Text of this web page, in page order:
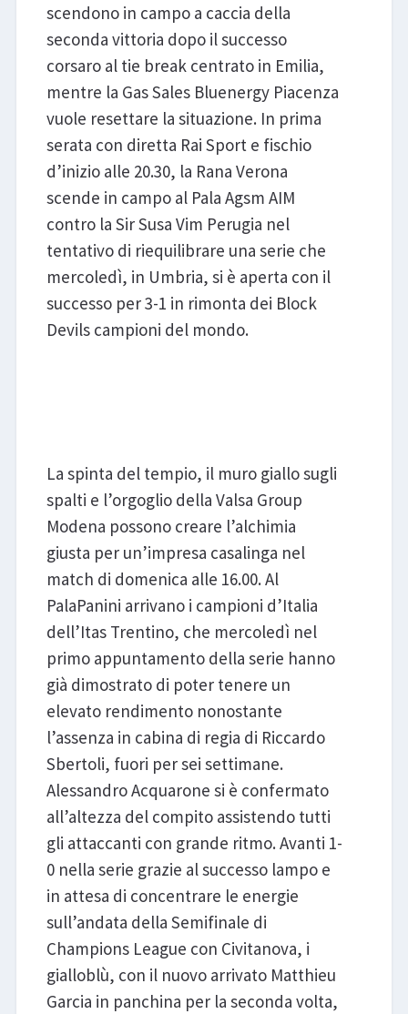
scendono in campo a caccia della
seconda vittoria dopo il successo
corsaro al tie break centrato in Emilia,
mentre la Gas Sales Bluenergy Piacenza
vuole resettare la situazione. In prima
serata con diretta Rai Sport e fischio
d’inizio alle 20.30, la Rana Verona
scende in campo al Pala Agsm AIM
contro la Sir Susa Vim Perugia nel
tentativo di riequilibrare una serie che
mercoledì, in Umbria, si è aperta con il
successo per 3-1 in rimonta dei Block
Devils campioni del mondo.
La spinta del tempio, il muro giallo sugli
spalti e l’orgoglio della Valsa Group
Modena possono creare l’alchimia
giusta per un’impresa casalinga nel
match di domenica alle 16.00. Al
PalaPanini arrivano i campioni d’Italia
dell’Itas Trentino, che mercoledì nel
primo appuntamento della serie hanno
già dimostrato di poter tenere un
elevato rendimento nonostante
l’assenza in cabina di regia di Riccardo
Sbertoli, fuori per sei settimane.
Alessandro Acquarone si è confermato
all’altezza del compito assistendo tutti
gli attaccanti con grande ritmo. Avanti 1-
0 nella serie grazie al successo lampo e
in attesa di concentrare le energie
sull’andata della Semifinale di
Champions League con Civitanova, i
gialloblù, con il nuovo arrivato Matthieu
Garcia in panchina per la seconda volta,